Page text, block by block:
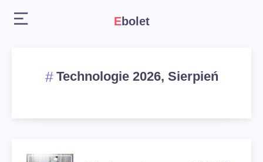
Ebolet
Technologie 2026, Sierpień